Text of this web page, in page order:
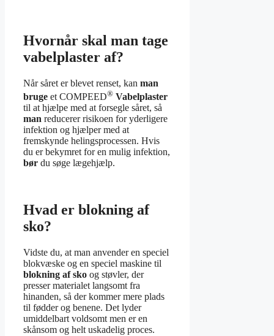
Hvornår skal man tage
vabelplaster af?
Når såret er blevet renset, kan man
bruge et COMPEED® Vabelplaster
til at hjælpe med at forsegle såret, så
man reducerer risikoen for yderligere
infektion og hjælper med at
fremskynde helingsprocessen. Hvis
du er bekymret for en mulig infektion,
bør du søge lægehjælp.
Hvad er blokning af
sko?
Vidste du, at man anvender en speciel
blokvæske og en speciel maskine til
blokning af sko og støvler, der
presser materialet langsomt fra
hinanden, så der kommer mere plads
til fødder og benene. Det lyder
umiddelbart voldsomt men er en
skånsom og helt uskadelig proces.